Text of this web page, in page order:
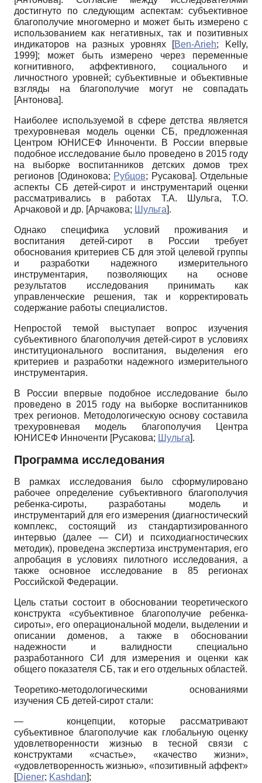
достигнуто по следующим аспектам: субъективное
благополучие многомерно и может быть измерено с
использованием как негативных, так и позитивных
индикаторов на разных уровнях [Ben-Arieh;
Kelly,
1999]; может быть измерено через переменные
когнитивного, аффективного, социального и
личностного уровней; субъективные и объективные
взгляды на благополучие могут не совпадать
[Антонова].
Наиболее используемой в сфере детства является
трехуровневая модель оценки СБ, предложенная
Центром ЮНИСЕФ Инноченти. В России впервые
подобное исследование было проведено в 2015 году
на выборке воспитанников детских домов трех
регионов [Одинокова; Рубцов; Русакова]. Отдельные
аспекты СБ детей-сирот и инструментарий оценки
рассматривались в работах Т.А. Шульга, Т.О.
Арчаковой и др. [Арчакова; Шульга].
Однако специфика условий проживания и
воспитания детей-сирот в России требует
обоснования критериев СБ для этой целевой группы
и разработки надежного измерительного
инструментария, позволяющих на основе
результатов исследования принимать как
управленческие решения, так и корректировать
содержание работы специалистов.
Непростой темой выступает вопрос изучения
субъективного благополучия детей-сирот в условиях
институционального воспитания, выделения его
критериев и разработки надежного измерительного
инструментария.
В России впервые подобное исследование было
проведено в 2015 году на выборке воспитанников
трех регионов. Методологическую основу составила
трехуровневая модель благополучия Центра
ЮНИСЕФ Инноченти [Русакова; Шульга].
Программа исследования
В рамках исследования было сформулировано
рабочее определение субъективного благополучия
ребенка-сироты, разработаны модель и
инструментарий для его измерения (диагностический
комплекс, состоящий из стандартизированного
интервью (далее — СИ) и психодиагностических
методик), проведена экспертиза инструментария, его
апробация в условиях пилотного исследования, а
также основное исследование в 85 регионах
Российской Федерации.
Цель статьи состоит в обосновании теоретического
конструкта «субъективное благополучие ребенка-
сироты», его операциональной модели, выделении и
описании доменов, а также в обосновании
надежности и валидности специально
разработанного СИ для измерения и оценки как
общего показателя СБ, так и его отдельных областей.
Теоретико-методологическими основаниями
изучения СБ детей-сирот стали:
— концепции, которые рассматривают
субъективное благополучие как глобальную оценку
удовлетворенности жизнью в тесной связи с
конструктами «счастье», «качество жизни»,
«удовлетворенность жизнью», «позитивный аффект»
[Diener; Kashdan];